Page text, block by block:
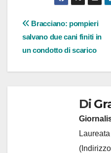
Navigazione
articoli
Bracciano: pompieri
salvano due cani finiti in
un condotto di scarico
Di